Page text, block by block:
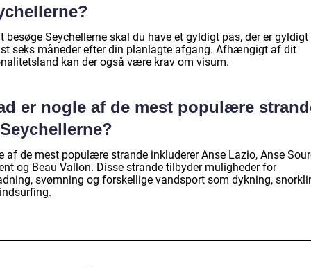
besøge Seychellerne skal du have et gyldigt pas, der er gyldigt
seks måneder efter din planlagte afgang. Afhængigt af dit
kan der også være krav om visum.
er nogle af de mest populære
af de mest populære strande inkluderer Anse Lazio, Anse
og Beau Vallon. Disse strande tilbyder muligheder for
svømning og forskellige vandsport som dykning,